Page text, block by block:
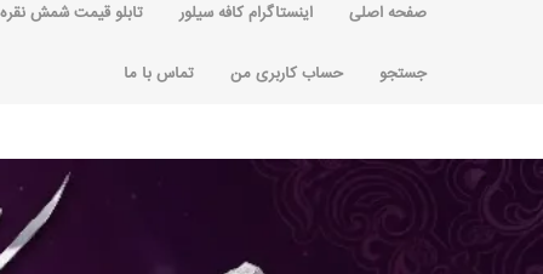
صفحه اصلی اینستاگرام کافه سیلور تابلو قیمت شمش نقره
جستجو حساب کاربری من تماس با ما